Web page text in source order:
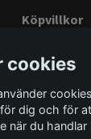
Köpvillkor
Miljö
cookies
dig och för
när du